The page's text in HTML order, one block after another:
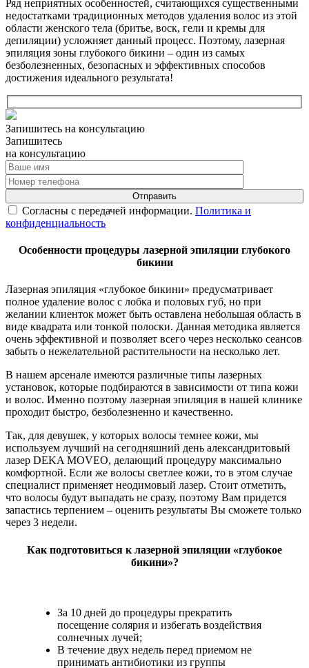
Ряд неприятных особенностей, считающихся существенными
недостатками традиционных методов удаления волос из этой
области женского тела (бритье, воск, гели и кремы для
депиляции) усложняет данный процесс. Поэтому, лазерная
эпиляция зоны глубокого бикини – один из самых
безболезненных, безопасных и эффективных способов
достижения идеального результата!
Запишитесь на консультацию
Запишитесь
на консультацию
Согласны с передачей информации. Политика и
конфиденциальность
Особенности процедуры лазерной эпиляции глубокого
бикини
Лазерная эпиляция «глубокое бикини» предусматривает
полное удаление волос с лобка и половых губ, но при
желании клиенток может быть оставлена небольшая область в
виде квадрата или тонкой полоски. Данная методика является
очень эффективной и позволяет всего через несколько сеансов
забыть о нежелательной растительности на несколько лет.
В нашем арсенале имеются различные типы лазерных
установок, которые подбираются в зависимости от типа кожи
и волос. Именно поэтому лазерная эпиляция в нашей клинике
проходит быстро, безболезненно и качественно.
Так, для девушек, у которых волосы темнее кожи, мы
используем лучший на сегодняшний день александритовый
лазер DEKA MOVEO, делающий процедуру максимально
комфортной. Если же волосы светлее кожи, то в этом случае
специалист применяет неодимовый лазер. Стоит отметить,
что волосы будут выпадать не сразу, поэтому Вам придется
запастись терпением – оценить результаты Вы сможете только
через 3 недели.
Как подготовиться к лазерной эпиляции «глубокое
бикини»?
За 10 дней до процедуры прекратить
посещение солярия и избегать воздействия
солнечных лучей;
В течение двух недель перед приемом не
принимать антибиотики из группы